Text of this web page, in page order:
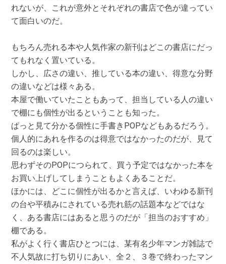
れないが、これが意外とそれぞれの書店で色が違ってい
て面白いのだ。
もちろん売れる本や人気作家の新刊はどこの書店にだっ
てもれなく置いている。
しかし、広さの違い、推している本の違い、得意な分野
の違いなどは様々ある。
本屋で働いていたこともあって、担当している人の違い
で棚にも個性が出るということも知った。
ぱっと見て分かる個性に手書きPOPなどもあるだろう。
個人的にあれを作るのは得意ではなかったのだが、見て
回るのは楽しい。
思わずそのPOPにつられて、買う予定ではなかった本を
お買い上げしてしまうこともよくあることだ。
ほかには、どこに個性が出るかと言えば、いわゆる新刊
の台や平積みにされている売れ筋の話題本などではな
く、ある書店にはあると思うのだが「担当のおすすめ」
棚である。
私がよく行く書店ひとつには、某有名少年マンガ雑誌で
不人気故に打ち切りにあい、全２、３巻で終わったマン